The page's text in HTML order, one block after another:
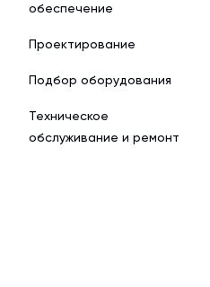
обеспечение
Проектирование
Подбор оборудования
Техническое
обслуживание и ремонт